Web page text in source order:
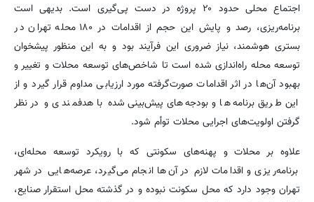
اجتماع محلی حدود ۲۰ پروژه در دست پی‌گیری است. بدیهی است
برنامه‌ریزی، رصد و پایش این حجم از اقدامات در ۱۸۰ محله تهران در
بستری هوشمند، نیاز ضروری این فرآیند بود و به این منظور پیشخوان
توسعه محله راه‌اندازی شده است تا شاخص‌های توسعه محلات و تغییر و
بهبود آن‌ها در اثر اقدامات صورت‌گرفته مورد ارزیابی مداوم قرار گیرد و از
این طریق برنامه‌ها و بودجه‌های پیش‌بینی‌شده با هدفمندی و در نظر
گرفتن اولویت‌های اجرایی محلات توأم شود.
علاوه بر محلات و پهنه‌های سکونتی که با رویکرد توسعه محله‌ای،
برنامه‌ریزی و اقدامات لازم در آن‌ها انجام می‌گیرد، عرصه‌هایی در شهر
تهران وجود دارد که محل سکونت نبوده و در گذشته محل استقرار صنایع،